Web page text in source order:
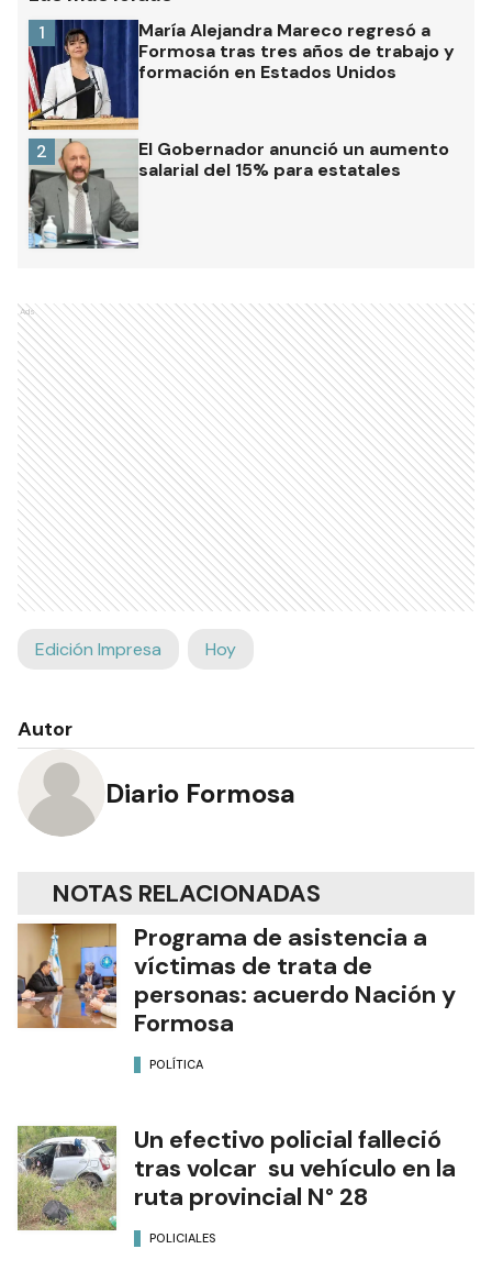
María Alejandra Mareco regresó a
Formosa tras tres años de trabajo y
formación en Estados Unidos
1
El Gobernador anunció un aumento
salarial del 15% para estatales
2
Ads
Edición Impresa Hoy
Autor
Diario Formosa
NOTAS RELACIONADAS
Programa de asistencia a
víctimas de trata de
personas: acuerdo Nación y
Formosa
POLÍTICA
Un efectivo policial falleció
tras volcar su vehículo en la
ruta provincial N° 28
POLICIALES